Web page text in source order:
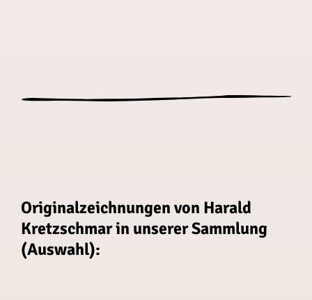
Originalzeichnungen von Harald
Kretzschmar in unserer Sammlung
(Auswahl):